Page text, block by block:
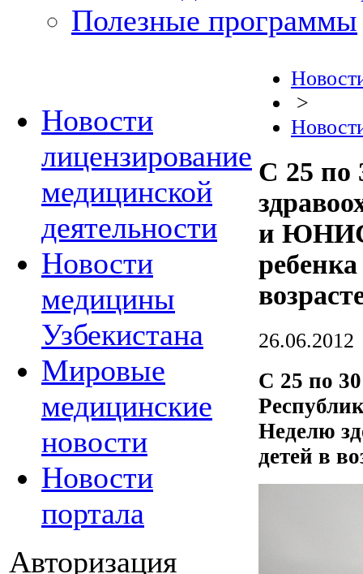
Полезные программы
Новости
лицензирование
медицинской
деятельности
Новости
медицины
Узбекистана
Мировые
медицинские
новости
Новости
портала
Авторизация
>
С 25 по
и
26.06.2012
С 25 по
Неделю
детей в